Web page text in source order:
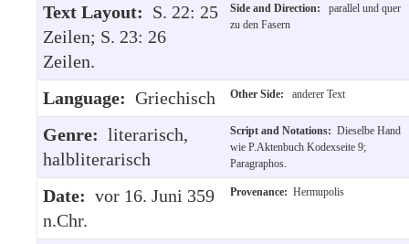
Text Layout: S. 22: 25
Zeilen; S. 23: 26
Zeilen.
Side and Direction:
parallel und quer
zu den Fasern
Language: Griechisch Other Side: anderer Text
Genre: literarisch,
halbliterarisch
Script and Notations: Dieselbe Hand
wie P.Aktenbuch Kodexseite 9;
Paragraphos.
Date: vor 16. Juni 359
n.Chr.
Provenance: Hermupolis